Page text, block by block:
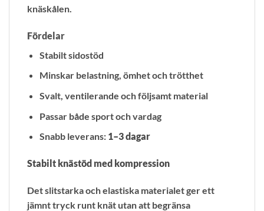
knäskålen.
Fördelar
Stabilt sidostöd
Minskar belastning, ömhet och trötthet
Svalt, ventilerande och följsamt material
Passar både sport och vardag
Snabb leverans: 1–3 dagar
Stabilt knästöd med kompression
Det slitstarka och elastiska materialet ger ett
jämnt tryck runt knät utan att begränsa